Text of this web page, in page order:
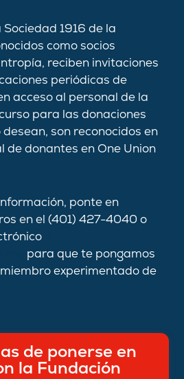
1916 de la
como socios
reciben invitaciones
periódicas de
acceso al personal de la
para las donaciones
son reconocidos en
de donantes en One Union
ponte en
en el (401) 427-4040 o
para que te pongamos
experimentado de
de ponerse en
la Fundación